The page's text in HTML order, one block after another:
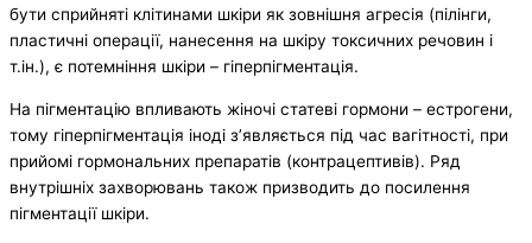
бути сприйняті клітинами шкіри як зовнішня агресія (пілінги,
пластичні операції, нанесення на шкіру токсичних речовин і
т.ін.), є потемніння шкіри – гіперпігментація.
На пігментацію впливають жіночі статеві гормони – естрогени,
тому гіперпігментація іноді з’являється під час вагітності, при
прийомі гормональних препаратів (контрацептивів). Ряд
внутрішніх захворювань також призводить до посилення
пігментації шкіри.